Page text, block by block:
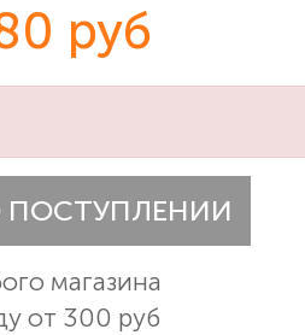
руб
магазина
от 300 руб